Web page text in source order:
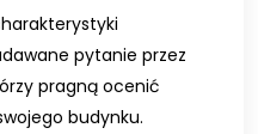
pytanie przez
pragną ocenić
budynku.